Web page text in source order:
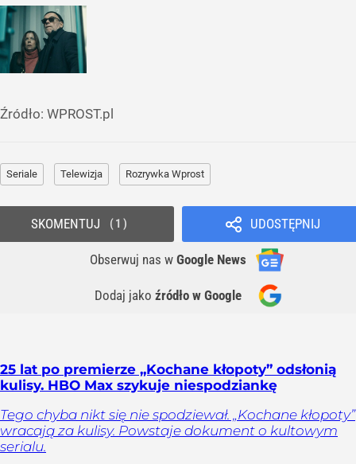
Źródło: WPROST.pl
Seriale Telewizja Rozrywka Wprost
UDOSTĘPNIJ
Obserwuj nas w Google News
Dodaj jako źródło w Google
SKOMENTUJ 1
25 lat po premierze „Kochane kłopoty” odsłonią
kulisy. HBO Max szykuje niespodziankę
Tego chyba nikt się nie spodziewał. „Kochane kłopoty”
wracają za kulisy. Powstaje dokument o kultowym
serialu.